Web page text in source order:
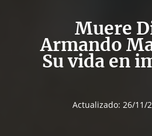
Muere
Armando
Su vida en
Actualizado: 26/11/